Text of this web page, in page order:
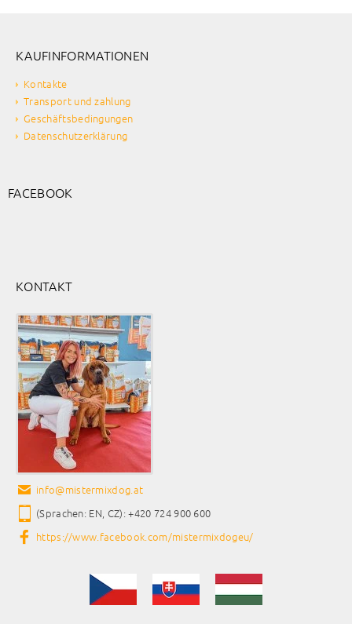
KAUFINFORMATIONEN
Kontakte
Transport und zahlung
Geschäftsbedingungen
Datenschutzerklärung
FACEBOOK
KONTAKT
info@mistermixdog.at
(Sprachen: EN, CZ): +420 724 900 600
https://www.facebook.com/mistermixdogeu/